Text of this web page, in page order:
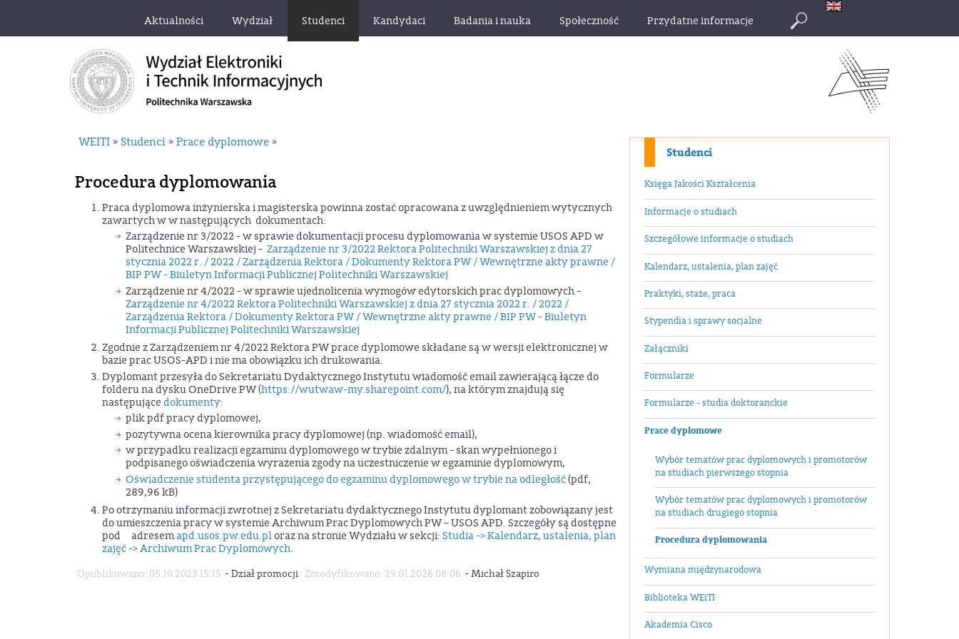
Aktualności Wydział Studenci Kandydaci Badania i nauka Społeczność Przydatne informacje
Studenci
Księga Jakości Kształcenia
Informacje o studiach
Szczegółowe informacje o studiach
Kalendarz, ustalenia, plan zajęć
Praktyki, staże, praca
Stypendia i sprawy socjalne
Załączniki
Formularze
Formularze - studia doktoranckie
Prace dyplomowe
Wybór tematów prac dyplomowych i promotorów
na studiach pierwszego stopnia
Wybór tematów prac dyplomowych i promotorów
na studiach drugiego stopnia
Procedura dyplomowania
Wymiana międzynarodowa
Biblioteka WEiTI
Akademia Cisco
WEITI » Studenci » Prace dyplomowe »
Procedura dyplomowania
Praca dyplomowa inżynierska i magisterska powinna zostać opracowana z uwzględnieniem wytycznych
zawartych w w następujących dokumentach:
Zarządzenie nr 3/2022 - w sprawie dokumentacji procesu dyplomowania w systemie USOS APD w
Politechnice Warszawskiej - Zarządzenie nr 3/2022 Rektora Politechniki Warszawskiej z dnia 27
stycznia 2022 r. / 2022 / Zarządzenia Rektora / Dokumenty Rektora PW / Wewnętrzne akty prawne /
BIP PW - Biuletyn Informacji Publicznej Politechniki Warszawskiej
Zarządzenie nr 4/2022 - w sprawie ujednolicenia wymogów edytorskich prac dyplomowych -
Zarządzenie nr 4/2022 Rektora Politechniki Warszawskiej z dnia 27 stycznia 2022 r. / 2022 /
Zarządzenia Rektora / Dokumenty Rektora PW / Wewnętrzne akty prawne / BIP PW - Biuletyn
Informacji Publicznej Politechniki Warszawskiej
Zgodnie z Zarządzeniem nr 4/2022 Rektora PW prace dyplomowe składane są w wersji elektronicznej w
bazie prac USOS-APD i nie ma obowiązku ich drukowania.
Dyplomant przesyła do Sekretariatu Dydaktycznego Instytutu wiadomość email zawierającą łącze do
folderu na dysku OneDrive PW (https://wutwaw-my.sharepoint.com/), na którym znajdują się
następujące dokumenty:
plik pdf pracy dyplomowej,
pozytywna ocena kierownika pracy dyplomowej (np. wiadomość email),
w przypadku realizacji egzaminu dyplomowego w trybie zdalnym - skan wypełnionego i
podpisanego oświadczenia wyrażenia zgody na uczestniczenie w egzaminie dyplomowym,
Oświadczenie studenta przystępującego do egzaminu dyplomowego w trybie na odległość(pdf,
289,96 kB)
Po otrzymaniu informacji zwrotnej z Sekretariatu dydaktycznego Instytutu dyplomant zobowiązany jest
do umieszczenia pracy w systemie Archiwum Prac Dyplomowych PW – USOS APD. Szczegóły są dostępne
pod adresem apd.usos.pw.edu.ploraz na stronie Wydziału w sekcji: Studia -> Kalendarz, ustalenia, plan
zajęć -> Archiwum Prac Dyplomowych.
Opublikowano: 05.10.2023 15:15 -Dział promocji Zmodyfikowano: 29.01.2026 08:06 -Michał Szapiro